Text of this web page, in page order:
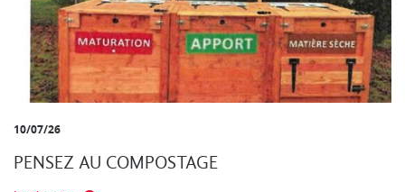
10/07/26
PENSEZ AU COMPOSTAGE